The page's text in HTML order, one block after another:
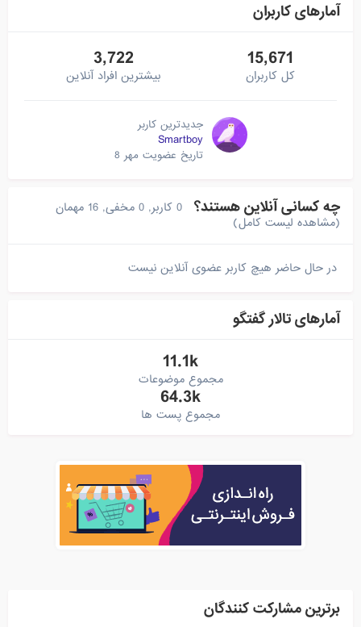
آمارهای کاربران
15,671
کل کاربران
3,722
بیشترین افراد آنلاین
جدیدترین کاربر
Smartboy
تاریخ عضویت مهر 8
چه کسانی آنلاین هستند؟
0 کاربر, 0 مخفی, 16 مهمان
(مشاهده لیست کامل)
در حال حاضر هیچ کاربر عضوی آنلاین نیست
آمارهای تالار گفتگو
11.1k
مجموع موضوعات
64.3k
مجموع پست ها
برترین مشارکت کنندگان